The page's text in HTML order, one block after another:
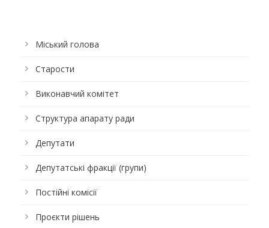
Міський голова
Старости
Виконавчий комітет
Структура апарату ради
Депутати
Депутатські фракції (групи)
Постійні комісії
Проєкти рішень